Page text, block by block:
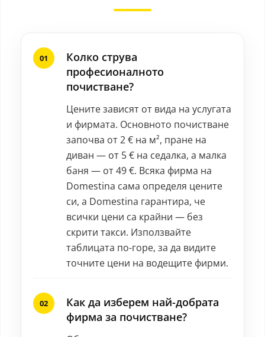
Колко струва
професионалното
почистване?
Цените зависят от вида на услугата
и фирмата. Основното почистване
започва от 2 € на м², пране на
диван — от 5 € на седалка, а малка
баня — от 49 €. Всяка фирма на
Domestina сама определя цените
си, а Domestina гарантира, че
всички цени са крайни — без
скрити такси. Използвайте
таблицата по-горе, за да видите
точните цени на водещите фирми.
Как да изберем най-добрата
фирма за почистване?